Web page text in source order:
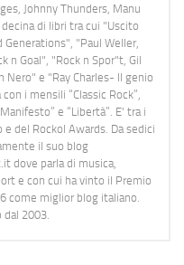
Johnny Thunders, Manu
di libri tra cui "Uscito
"Paul Weller,
n Goal", "Rock n Spor"t, Gil
Nero" e "Ray Charles- Il genio
i mensili “Classic Rock”,
e “Libertà”. E' tra i
del Rockol Awards. Da sedici
il suo blog
dove parla di musica,
e con cui ha vinto il Premio
come miglior blog italiano.
dal 2003.